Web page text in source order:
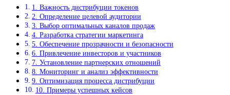
1. Важность дистрибуции токенов
2. Определение целевой аудитории
3. Выбор оптимальных каналов продаж
4. Разработка стратегии маркетинга
5. Обеспечение прозрачности и безопасности
6. Привлечение инвесторов и участников
7. Установление партнерских отношений
8. Мониторинг и анализ эффективности
9. Оптимизация процесса дистрибуции
10. Примеры успешных кейсов